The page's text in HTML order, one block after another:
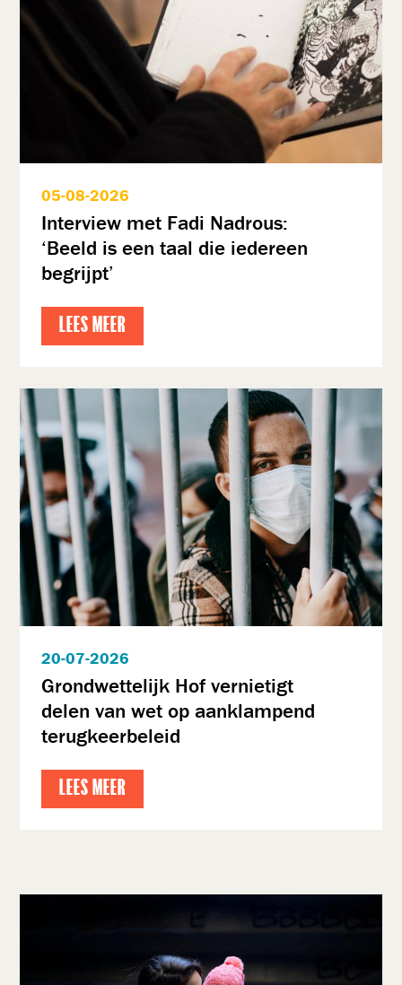
05-08-2026
Interview met Fadi Nadrous:
‘Beeld is een taal die iedereen
begrijpt’
LEES MEER
20-07-2026
Grondwettelijk Hof vernietigt
delen van wet op aanklampend
terugkeerbeleid
LEES MEER